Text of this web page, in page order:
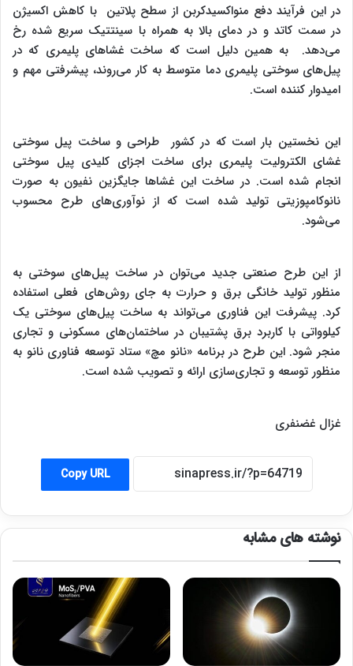
در این فرآیند دفع منواکسیدکربن از سطح پلاتین با کاهش اکسیژن
در سمت کاتد و در دمای بالا به همراه با سینتتیک سریع شده رخ
می‌دهد. به همین دلیل است که ساخت غشاهای پلیمری که در
پیل‌های سوختی پلیمری دما متوسط به کار می‌روند، پیشرفتی مهم و
امیدوار کننده است.
این نخستین بار است که در کشور طراحی و ساخت پیل سوختی
غشای الکترولیت پلیمری برای ساخت اجزای کلیدی پیل سوختی
انجام شده است. در ساخت این غشاها جایگزین نفیون به صورت
نانوکامپوزیتی تولید شده است که از نوآوری‌های طرح محسوب
می‌شود.
از این طرح صنعتی جدید می‌توان در ساخت پیل‌های سوختی به
منظور تولید خانگی برق و حرارت به جای روش‌های فعلی استفاده
کرد. پیشرفت این فناوری میتواند به ساخت پیل‌های سوختی یک
کیلوواتی با کاربرد برق پشتیبان در ساختمان‌های مسکونی و تجاری
منجر شود. این طرح در برنامه «نانو مچ» ستاد توسعه فناوری نانو به
منظور توسعه و تجاری‌سازی ارائه و تصویب شده است.
غزال غضنفری
Copy URL
نوشته های مشابه